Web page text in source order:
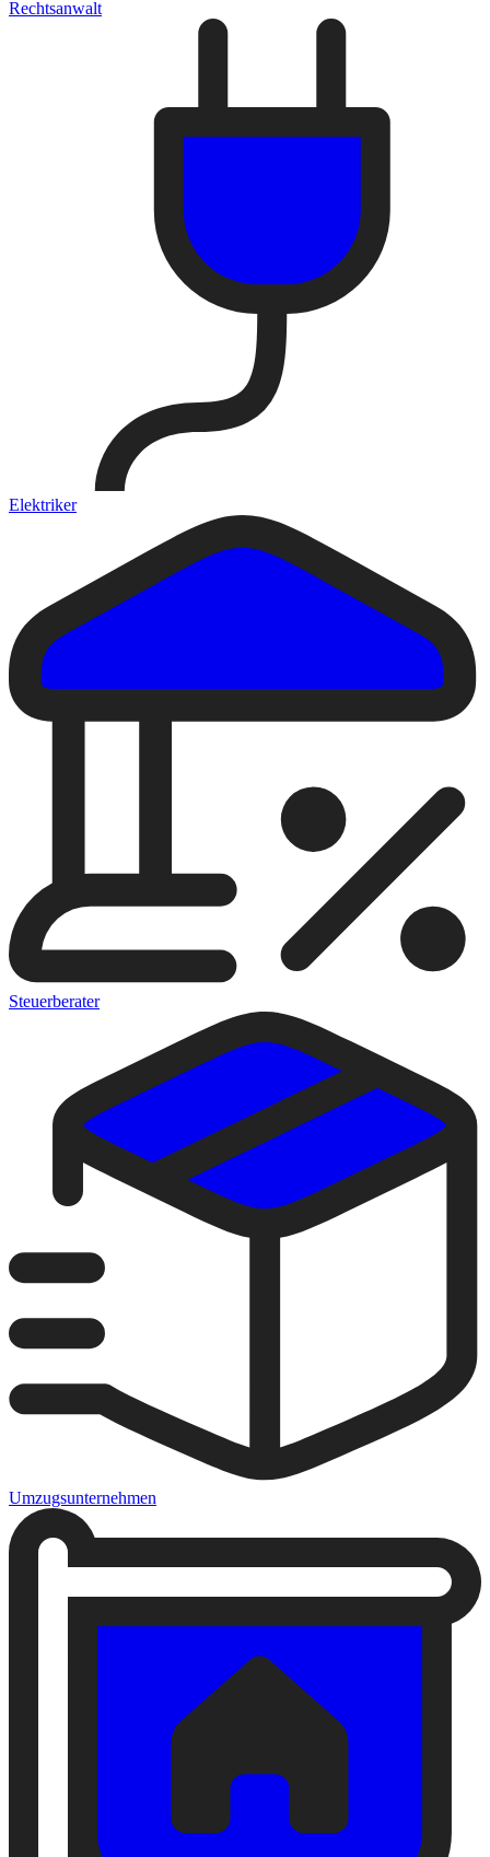
Rechtsanwalt
Elektriker
Steuerberater
Umzugsunternehmen